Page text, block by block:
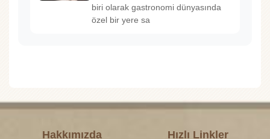
biri olarak gastronomi dünyasında
özel bir yere sa
Hakkımızda Hızlı Linkler